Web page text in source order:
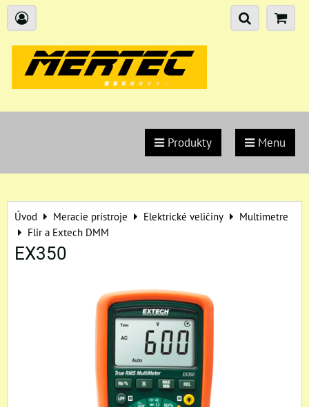
Produkty Menu
Úvod Meracie prístroje Elektrické veličiny
Multimetre
Flir a Extech DMM
EX350